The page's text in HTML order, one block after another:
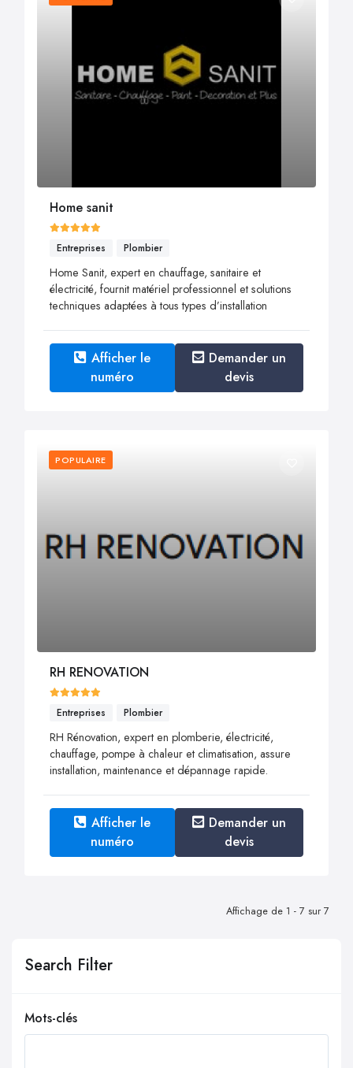
Search Filter
Mots-clés
Home sanit
Entreprises Plombier
Home Sanit, expert en chauffage, sanitaire et
électricité, fournit matériel professionnel et solutions
techniques adaptées à tous types d’installation
Afficher le
numéro
Demander un
devis
POPULAIRE
RH RENOVATION
Entreprises Plombier
RH Rénovation, expert en plomberie, électricité,
chauffage, pompe à chaleur et climatisation, assure
installation, maintenance et dépannage rapide.
Afficher le
numéro
Demander un
devis
Affichage de 1 - 7 sur 7